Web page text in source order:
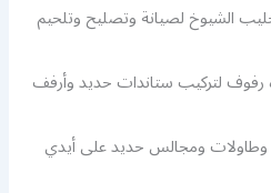
الشيوخ لصيانة وتصليح وتلحيم
رفوف لتركيب ستاندات حديد وأرفف
وطاولات ومجالس حديد على أيدي